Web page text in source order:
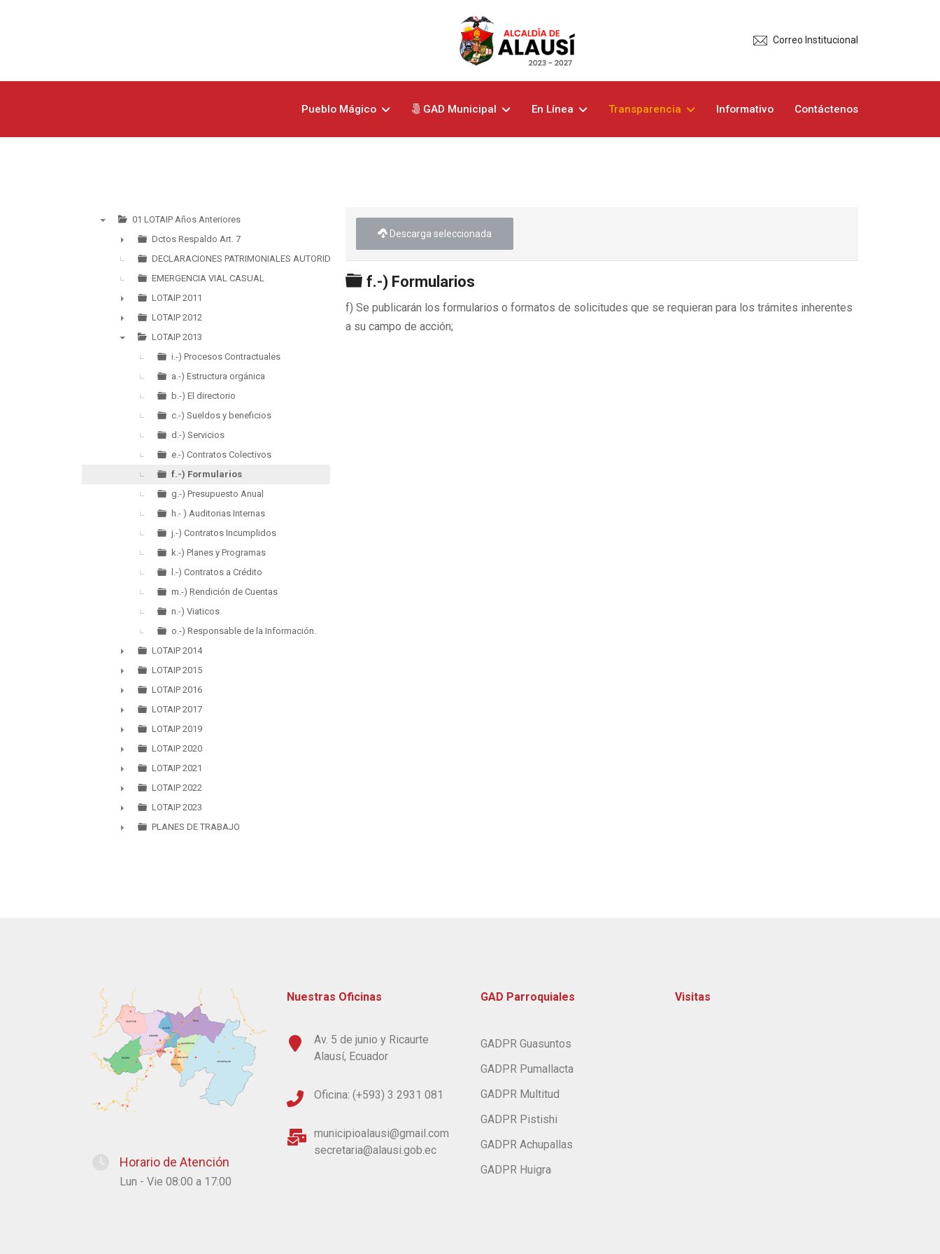
Correo Institucional
Pueblo Mágico GAD Municipal En Línea Transparencia Informativo Contáctenos
01 LOTAIP Años Anteriores
►
Dctos Respaldo Art. 7
DECLARACIONES PATRIMONIALES AUTORIDADES
EMERGENCIA VIAL CASUAL
►
LOTAIP 2011
►
LOTAIP 2012
LOTAIP 2013
i.-) Procesos Contractuales
a.-) Estructura orgánica
b.-) El directorio
c.-) Sueldos y beneficios
d.-) Servicios
e.-) Contratos Colectivos
f.-) Formularios
g.-) Presupuesto Anual
h.- ) Auditorias Internas
j.-) Contratos Incumplidos
k.-) Planes y Programas
l.-) Contratos a Crédito
m.-) Rendición de Cuentas
n.-) Viaticos
o.-) Responsable de la Información.
►
LOTAIP 2014
►
LOTAIP 2015
►
LOTAIP 2016
►
LOTAIP 2017
►
LOTAIP 2019
►
LOTAIP 2020
►
LOTAIP 2021
►
LOTAIP 2022
►
LOTAIP 2023
PLANES DE TRABAJO
Descarga seleccionada
Carpeta
f.-) Formularios
f) Se publicarán los formularios o formatos de solicitudes que se requieran para los trámites inherentes
a su campo de acción;
Horario de Atención
Lun - Vie 08:00 a 17:00
Nuestras Oficinas
Av. 5 de junio y Ricaurte
Alausí, Ecuador
Oficina: (+593) 3 2931 081
municipioalausi@gmail.com
secretaria@alausi.gob.ec
GAD Parroquiales
GADPR Guasuntos
GADPR Pumallacta
GADPR Multitud
GADPR Pistishi
GADPR Achupallas
GADPR Huigra
Visitas